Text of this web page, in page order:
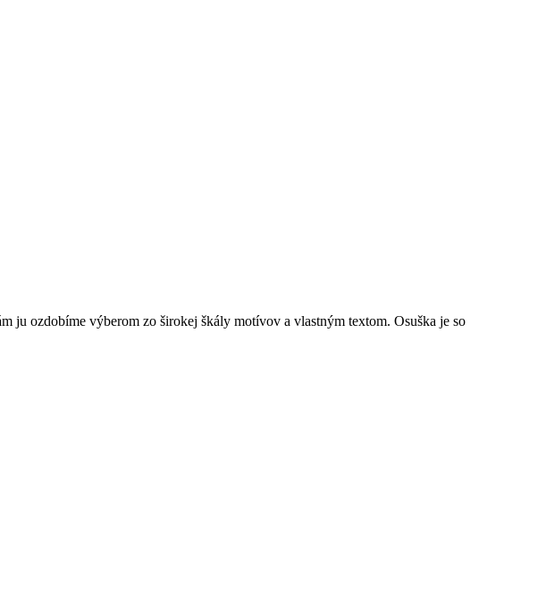
ju ozdobíme výberom zo širokej škály motívov a vlastným textom. Osuška je so